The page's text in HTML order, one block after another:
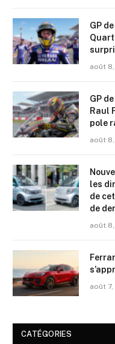
GP
août
GP
Raul
pole
août
les
de
de
août
août
CATÉGORIES